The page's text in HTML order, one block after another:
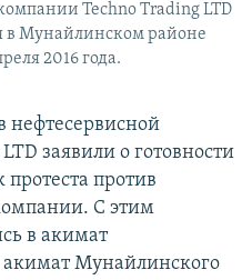
Techno Trading LTD
в Мунайлинском районе
2016 года.
нефтесервисной
заявили о готовности
протеста против
С этим
в акимат
акимат Мунайлинского